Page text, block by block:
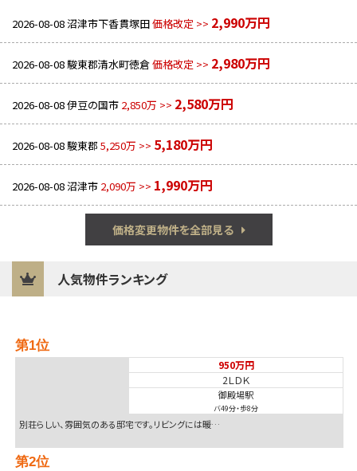
2026-08-08沼津市下香貫塚田価格改定 >> 2,990万円
2026-08-08駿東郡清水町徳倉価格改定 >> 2,980万円
2026-08-08伊豆の国市 2,850万 >> 2,580万円
2026-08-08駿東郡 5,250万 >> 5,180万円
2026-08-08沼津市 2,090万 >> 1,990万円
価格変更物件を全部見る
人気物件ランキング
第1位
950万円
2ＬＤＫ
御殿場駅
バ49分・歩8分
別荘らしい、雰囲気のある邸宅です。リビングには暖…
第2位